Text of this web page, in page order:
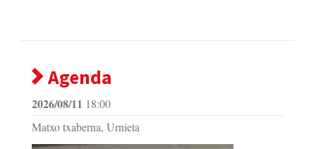
Agenda
2026/08/11 18:00
Matxo txaberna, Urnieta